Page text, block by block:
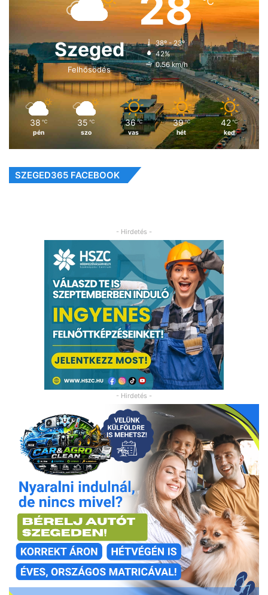
Szeged
Felhősödés
38º - 23º
42%
0.56 km/h
38 ℃
pén
35 ℃
szo
36 ℃
vas
39 ℃
hét
42 ℃
ked
SZEGED365 FACEBOOK
- Hirdetés -
- Hirdetés -